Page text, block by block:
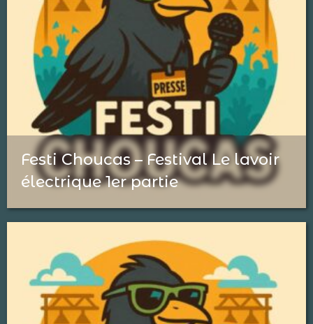
Festi Choucas – Festival Le lavoir
électrique 1er partie